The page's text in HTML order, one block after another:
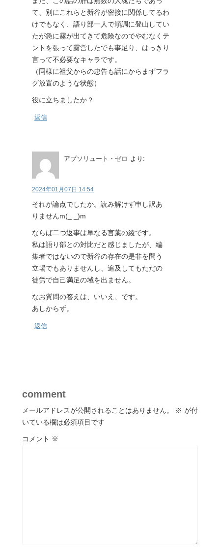
て、別にこれらと新谷が密接に関係してるわ
けでもなく、語り部一人で順調に登山してい
たが急に霧が出てきて危険なのでやむなくテ
ントを張って露営したでも事足り、はっきり
言って不必要なキャラです。
（同様に祖父からの忠告も話にからまずフラ
グ放置のような状態）
役に立ちましたか？
返信
アブソリュート・ゼロ より:
2024年01月07日 14:54
それが論点でしたか。読み解けず申し訳あ
りませんm(_ _)m
ならば二つ返事は単なる言葉の綾です。
私は語り部との対比だと感じましたが、編
集者ではないので新谷の存在の是非を問う
立場でもありませんし、追及してもただの
徒労で自己満足の域を出ません。
なお質問の答えは、いいえ、です。
あしからず。
返信
comment
メールアドレスが公開されることはありません。 ※ が付
いている欄は必須項目です
コメント ※